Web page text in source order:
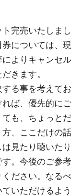
完売いたしまし
については、
よりキャンセ
きます。
る事を考えて
ば、優先的に
ても、ちょっと
方、ここだけの
見たり聴いた
。今後のご参
ださい。なる
いただけるよ